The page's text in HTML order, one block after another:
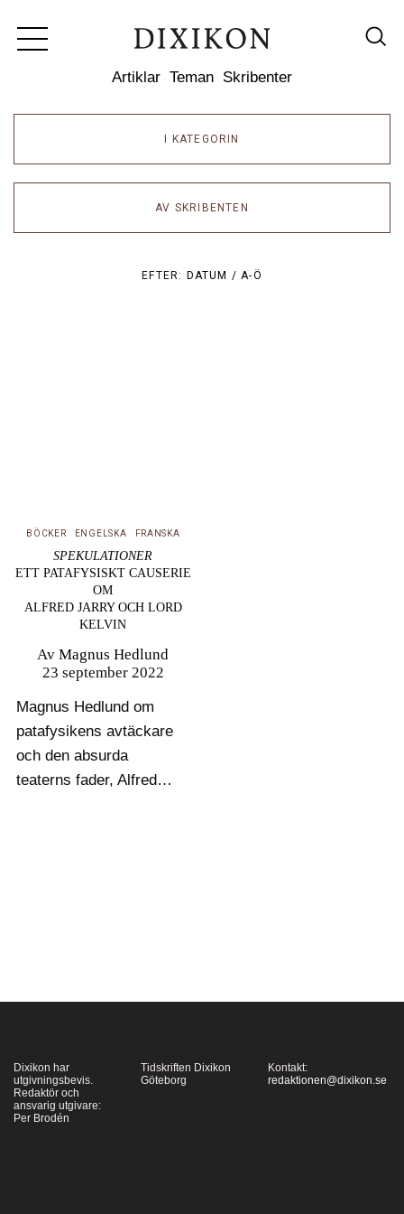
Artiklar Teman Skribenter
I KATEGORIN
AV SKRIBENTEN
EFTER: DATUM /A-Ö
BÖCKER ENGELSKA FRANSKA
SPEKULATIONER
ETT PATAFYSISKT CAUSERIE
OM
ALFRED JARRY OCH LORD
KELVIN
AvMagnus Hedlund
23 september 2022
Magnus Hedlund om
patafysikens avtäckare
och den absurda
teaterns fader, Alfred
Dixikon har
utgivningsbevis.
Redaktör och
ansvarig utgivare:
Per Brodén
Tidskriften Dixikon
Göteborg
Kontakt:
redaktionen@dixikon.se